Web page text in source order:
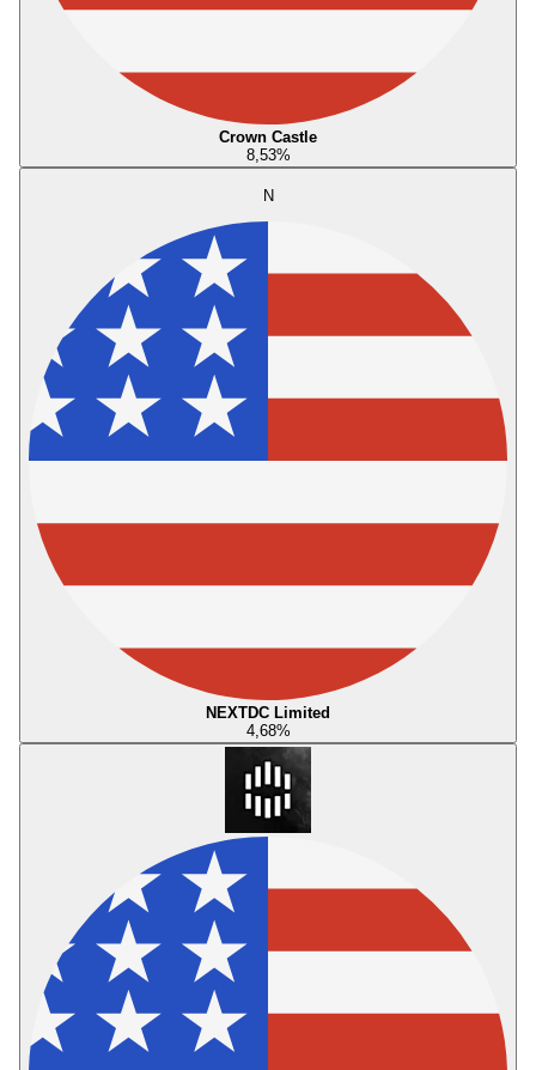
Crown Castle
8,53%
N
NEXTDC Limited
4,68%